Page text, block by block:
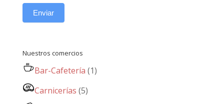
Enviar
Nuestros comercios
Bar-Cafetería (1)
Carnicerías (5)